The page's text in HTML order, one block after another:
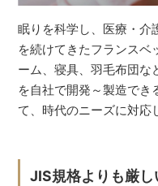
眠りを科学し、医療・介
を続けてきたフランスベ
ーム、寝具、羽毛布団な
を自社で開発～製造でき
て、時代のニーズに対応
JIS規格よりも厳し